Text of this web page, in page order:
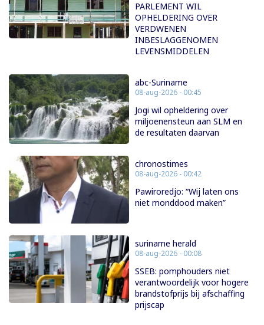
PARLEMENT WIL
OPHELDERING OVER
VERDWENEN
INBESLAGGENOMEN
LEVENSMIDDELEN
abc-Suriname
08-aug-2026 - 00:45
Jogi wil opheldering over
miljoenensteun aan SLM en
de resultaten daarvan
chronostimes
08-aug-2026 - 00:42
Pawiroredjo: “Wij laten ons
niet monddood maken”
suriname herald
08-aug-2026 - 00:08
SSEB: pomphouders niet
verantwoordelijk voor hogere
brandstofprijs bij afschaffing
prijscap